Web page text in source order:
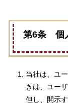
第6条 個
当社は、ユ
きは、ユー
但し、開示